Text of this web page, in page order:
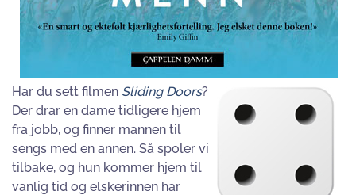
Har du sett filmen Sliding Doors?
Der drar en dame tidligere hjem
fra jobb, og finner mannen til
sengs med en annen. Så spoler vi
tilbake, og hun kommer hjem til
vanlig tid og elskerinnen har